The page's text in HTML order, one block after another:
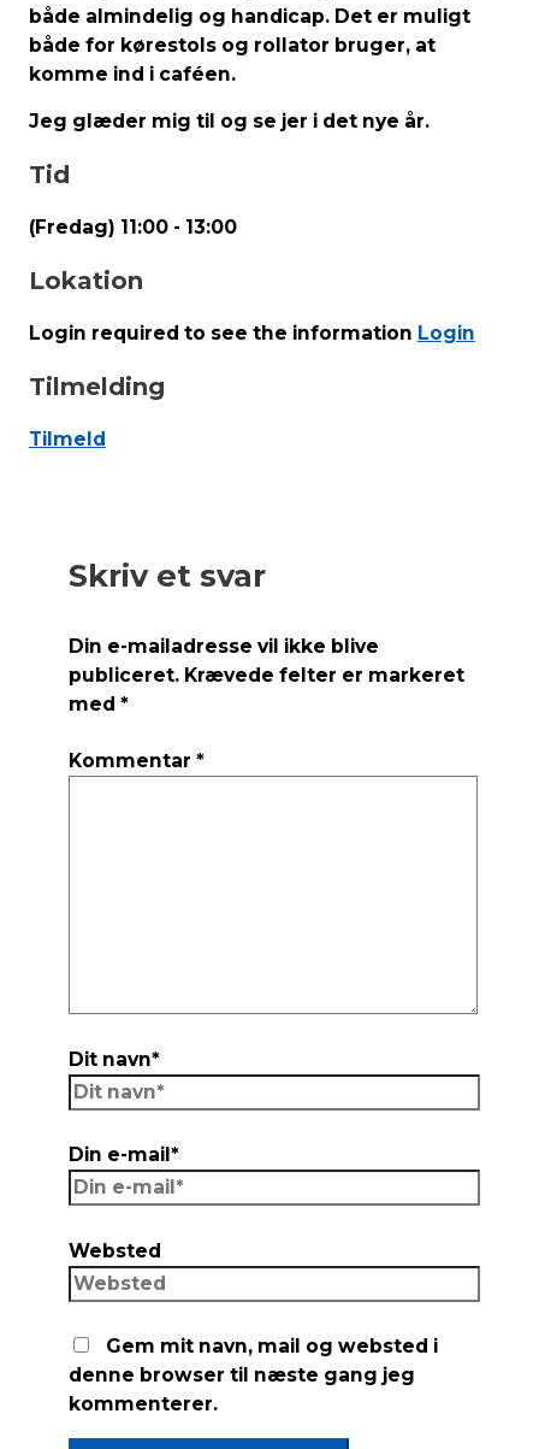
både almindelig og handicap. Det er muligt
både for kørestols og rollator bruger, at
komme ind i caféen.
Jeg glæder mig til og se jer i det nye år.
Tid
(Fredag) 11:00 - 13:00
Lokation
Login required to see the information Login
Tilmelding
Tilmeld
Skriv et svar
Din e-mailadresse vil ikke blive
publiceret. Krævede felter er markeret
med*
Kommentar*
Dit navn*
Din e-mail*
Websted
Gem mit navn, mail og websted i
denne browser til næste gang jeg
kommenterer.